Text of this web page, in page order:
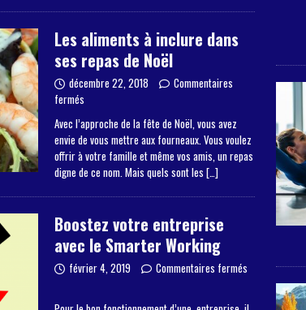
Les aliments à inclure dans
ses repas de Noël
décembre 22, 2018
Commentaires
fermés
Avec l’approche de la fête de Noël, vous avez
envie de vous mettre aux fourneaux. Vous voulez
offrir à votre famille et même vos amis, un repas
digne de ce nom. Mais quels sont les […]
Boostez votre entreprise
avec le Smarter Working
février 4, 2019 Commentaires fermés